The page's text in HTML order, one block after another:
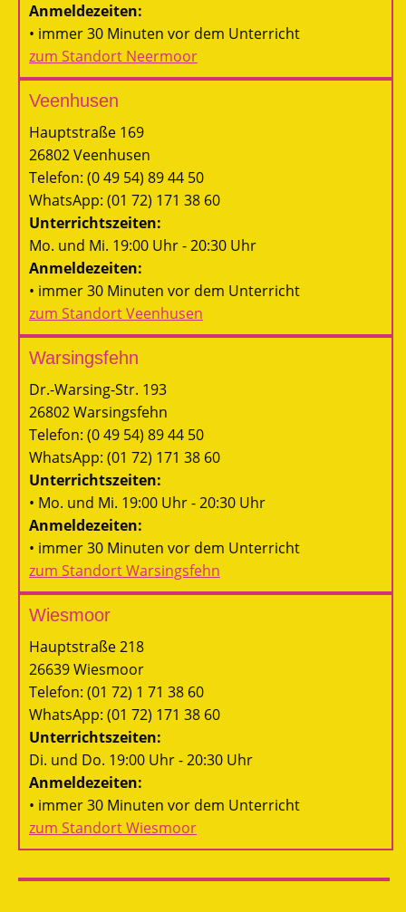
Anmeldezeiten:
• immer 30 Minuten vor dem Unterricht
zum Standort Neermoor
Veenhusen
Hauptstraße 169
26802 Veenhusen
Telefon: (0 49 54) 89 44 50
WhatsApp: (01 72) 171 38 60
Unterrichtszeiten:
Mo. und Mi. 19:00 Uhr - 20:30 Uhr
Anmeldezeiten:
• immer 30 Minuten vor dem Unterricht
zum Standort Veenhusen
Warsingsfehn
Dr.-Warsing-Str. 193
26802 Warsingsfehn
Telefon: (0 49 54) 89 44 50
WhatsApp: (01 72) 171 38 60
Unterrichtszeiten:
• Mo. und Mi. 19:00 Uhr - 20:30 Uhr
Anmeldezeiten:
• immer 30 Minuten vor dem Unterricht
zum Standort Warsingsfehn
Wiesmoor
Hauptstraße 218
26639 Wiesmoor
Telefon: (01 72) 1 71 38 60
WhatsApp: (01 72) 171 38 60
Unterrichtszeiten:
Di. und Do. 19:00 Uhr - 20:30 Uhr
Anmeldezeiten:
• immer 30 Minuten vor dem Unterricht
zum Standort Wiesmoor